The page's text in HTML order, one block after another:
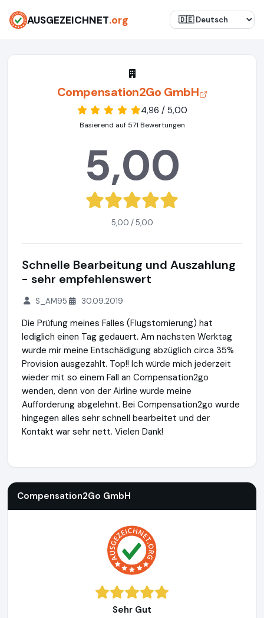
AUSGEZEICHNET.org
Compensation2Go GmbH
4,96 / 5,00
Basierend auf 571 Bewertungen
5,00
5,00 / 5,00
Schnelle Bearbeitung und Auszahlung
- sehr empfehlenswert
S_AM95 30.09.2019
Die Prüfung meines Falles (Flugstornierung) hat
lediglich einen Tag gedauert. Am nächsten Werktag
wurde mir meine Entschädigung abzüglich circa 35%
Provision ausgezahlt. Top!! Ich würde mich jederzeit
wieder mit so einem Fall an Compensation2go
wenden, denn von der Airline wurde meine
Aufforderung abgelehnt. Bei Compensation2go wurde
hingegen alles sehr schnell bearbeitet und der
Kontakt war sehr nett. Vielen Dank!
Compensation2Go GmbH
Sehr Gut